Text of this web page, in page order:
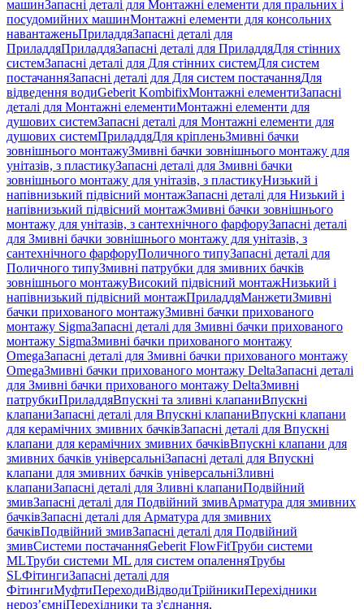
машинЗапасні деталі для Монтажні елементи для пральних і
посудомийних машинМонтажні елементи для консольних
навантаженьПриладдяЗапасні деталі для
ПриладдяПриладдяЗапасні деталі для ПриладдяДля стінних
системЗапасні деталі для Для стінних системДля систем
постачанняЗапасні деталі для Для систем постачанняДля
відведення водиGeberit KombifixМонтажні елементиЗапасні
деталі для Монтажні елементиМонтажні елементи для
душових системЗапасні деталі для Монтажні елементи для
душових системПриладдяДля кріпленьЗмивні бачки
зовнішнього монтажуЗмивні бачки зовнішнього монтажу для
унітазів, з пластикуЗапасні деталі для Змивні бачки
зовнішнього монтажу для унітазів, з пластикуНизький і
напівнизький підвісний монтажЗапасні деталі для Низький і
напівнизький підвісний монтажЗмивні бачки зовнішнього
монтажу для унітазів, з сантехнічного фарфоруЗапасні деталі
для Змивні бачки зовнішнього монтажу для унітазів, з
сантехнічного фарфоруПоличного типуЗапасні деталі для
Поличного типуЗмивні патрубки для змивних бачків
зовнішнього монтажуВисокий підвісний монтажНизький і
напівнизький підвісний монтажПриладдяМанжетиЗмивні
бачки прихованого монтажуЗмивні бачки прихованого
монтажу SigmaЗапасні деталі для Змивні бачки прихованого
монтажу SigmaЗмивні бачки прихованого монтажу
OmegaЗапасні деталі для Змивні бачки прихованого монтажу
OmegaЗмивні бачки прихованого монтажу DeltaЗапасні деталі
для Змивні бачки прихованого монтажу DeltaЗмивні
патрубкиПриладдяВпускні та зливні клапаниВпускні
клапаниЗапасні деталі для Впускні клапаниВпускні клапани
для керамічних змивних бачківЗапасні деталі для Впускні
клапани для керамічних змивних бачківВпускні клапани для
змивних бачків універсальніЗапасні деталі для Впускні
клапани для змивних бачків універсальніЗливні
клапаниЗапасні деталі для Зливні клапаниПодвійний
змивЗапасні деталі для Подвійний змивАрматура для змивних
бачкiвЗапасні деталі для Арматура для змивних
бачкiвПодвійний змивЗапасні деталі для Подвійний
змивСистеми постачанняGeberit FlowFitТруби системи
MLТруби системи ML для систем опаленняТрубы
SLФітингиЗапасні деталі для
ФітингиМуфтиПереходиВідводиТрійникиПерехідники
нероз’ємніПерехідники та з'єднання,